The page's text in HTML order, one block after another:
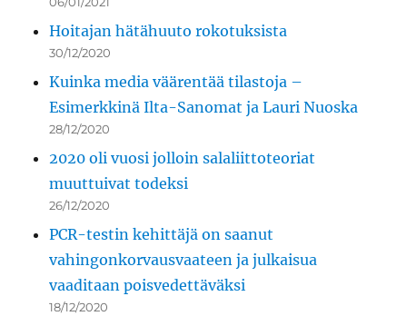
Hoitajan hätähuuto rokotuksista
30/12/2020
Kuinka media väärentää tilastoja –
Esimerkkinä Ilta-Sanomat ja Lauri Nuoska
28/12/2020
2020 oli vuosi jolloin salaliittoteoriat
muuttuivat todeksi
26/12/2020
PCR-testin kehittäjä on saanut
vahingonkorvausvaateen ja julkaisua
vaaditaan poisvedettäväksi
18/12/2020